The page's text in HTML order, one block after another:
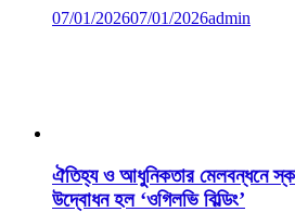
07/01/202607/01/2026admin
ঐতিহ্য ও আধুনিকতার মেলবন্ধনে
উদ্বোধন হল ‘ওগিলভি বিল্ডিং’